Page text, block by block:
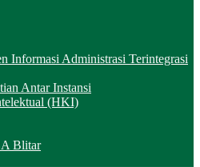
Informasi Administrasi Terintegrasi
Antar Instansi
(HKI)
Blitar